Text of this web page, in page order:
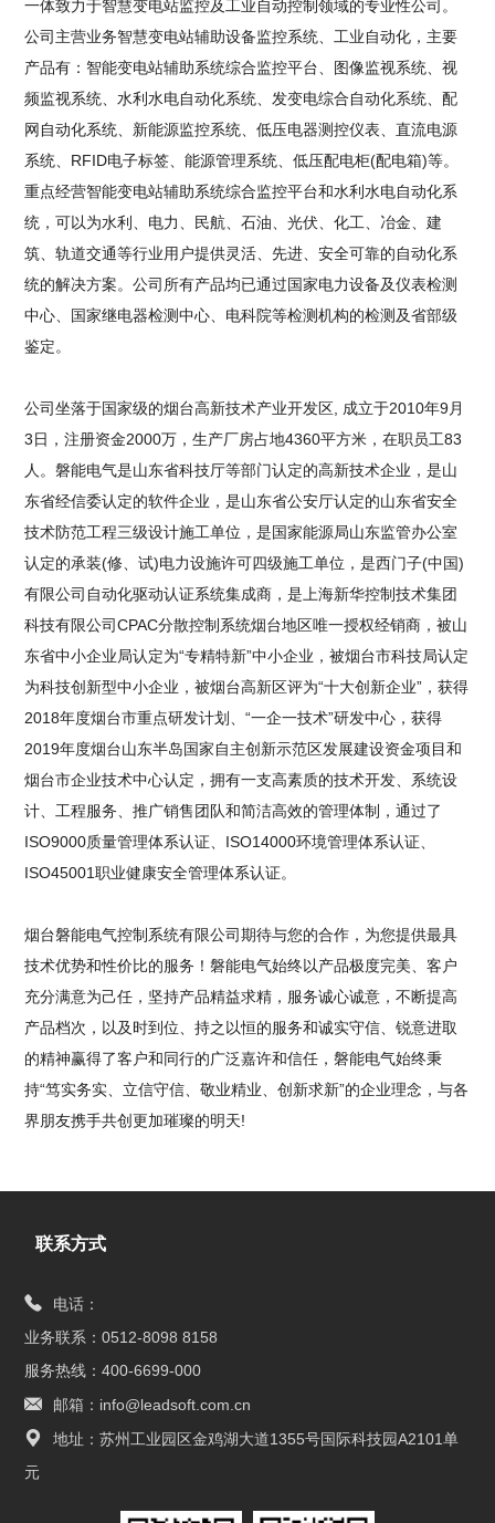
一体致力于智慧变电站监控及工业自动控制领域的专业性公司。
公司主营业务智慧变电站辅助设备监控系统、工业自动化，主要
产品有：智能变电站辅助系统综合监控平台、图像监视系统、视
频监视系统、水利水电自动化系统、发变电综合自动化系统、配
网自动化系统、新能源监控系统、低压电器测控仪表、直流电源
系统、RFID电子标签、能源管理系统、低压配电柜(配电箱)等。
重点经营智能变电站辅助系统综合监控平台和水利水电自动化系
统，可以为水利、电力、民航、石油、光伏、化工、冶金、建
筑、轨道交通等行业用户提供灵活、先进、安全可靠的自动化系
统的解决方案。公司所有产品均已通过国家电力设备及仪表检测
中心、国家继电器检测中心、电科院等检测机构的检测及省部级
鉴定。
公司坐落于国家级的烟台高新技术产业开发区, 成立于2010年9月
3日，注册资金2000万，生产厂房占地4360平方米，在职员工83
人。磐能电气是山东省科技厅等部门认定的高新技术企业，是山
东省经信委认定的软件企业，是山东省公安厅认定的山东省安全
技术防范工程三级设计施工单位，是国家能源局山东监管办公室
认定的承装(修、试)电力设施许可四级施工单位，是西门子(中国)
有限公司自动化驱动认证系统集成商，是上海新华控制技术集团
科技有限公司CPAC分散控制系统烟台地区唯一授权经销商，被山
东省中小企业局认定为“专精特新”中小企业，被烟台市科技局认定
为科技创新型中小企业，被烟台高新区评为“十大创新企业”，获得
2018年度烟台市重点研发计划、“一企一技术”研发中心，获得
2019年度烟台山东半岛国家自主创新示范区发展建设资金项目和
烟台市企业技术中心认定，拥有一支高素质的技术开发、系统设
计、工程服务、推广销售团队和简洁高效的管理体制，通过了
ISO9000质量管理体系认证、ISO14000环境管理体系认证、
ISO45001职业健康安全管理体系认证。
烟台磐能电气控制系统有限公司期待与您的合作，为您提供最具
技术优势和性价比的服务！磐能电气始终以产品极度完美、客户
充分满意为己任，坚持产品精益求精，服务诚心诚意，不断提高
产品档次，以及时到位、持之以恒的服务和诚实守信、锐意进取
的精神赢得了客户和同行的广泛嘉许和信任，磐能电气始终秉
持“笃实务实、立信守信、敬业精业、创新求新”的企业理念，与各
界朋友携手共创更加璀璨的明天!
联系方式
电话：
业务联系：0512-8098 8158
服务热线：400-6699-000
邮箱：info@leadsoft.com.cn
地址：苏州工业园区金鸡湖大道1355号国际科技园A2101单
元